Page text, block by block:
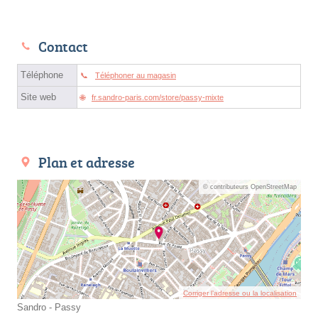
Contact
Téléphone Téléphoner au magasin
Site web fr.sandro-paris.com/store/passy-mixte
Plan et adresse
© contributeurs OpenStreetMap
Corriger l’adresse ou la localisation
Sandro - Passy